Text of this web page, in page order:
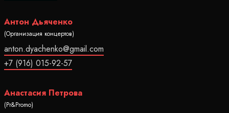
Антон Дьяченко
(Организация концертов)
anton.dyachenko@gmail.com
+7 (916) 015-92-57
Анастасия Петрова
(Pr&Promo)